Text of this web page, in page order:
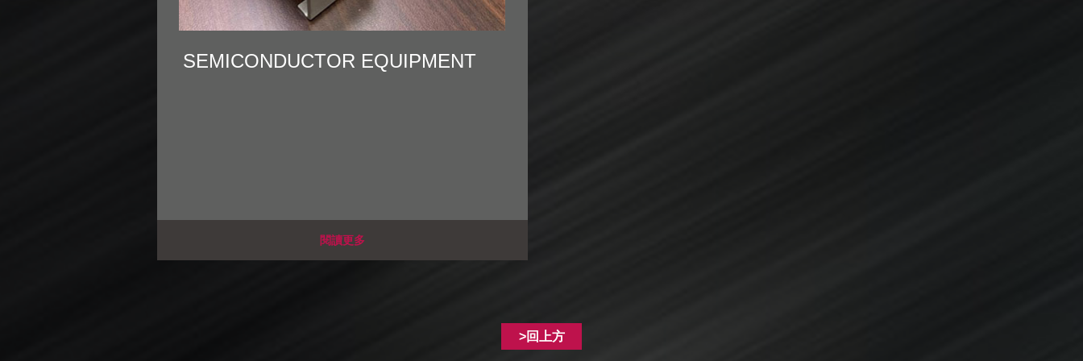
SEMICONDUCTOR EQUIPMENT
閱讀更多
>回上方